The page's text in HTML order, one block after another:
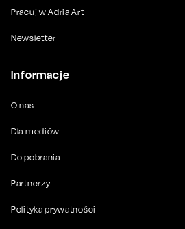
Pracuj w Adria Art
Newsletter
Informacje
O nas
Dla mediów
Do pobrania
Partnerzy
Polityka prywatności